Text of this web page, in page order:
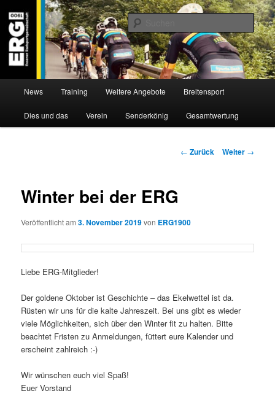
Inhalt
wechseln
ERG 1900 e.V
Willkommen bei der Essener Radsportgemeinschaft
News Training Weitere Angebote Breitensport
Dies und das Verein Senderkönig Gesamtwertung
Beitragsnavigation
← Zurück Weiter →
Winter bei der ERG
Veröffentlicht am3. November 2019von ERG1900
Liebe ERG-Mitglieder!
Der goldene Oktober ist Geschichte – das Ekelwettel ist da.
Rüsten wir uns für die kalte Jahreszeit. Bei uns gibt es wieder
viele Möglichkeiten, sich über den Winter fit zu halten. Bitte
beachtet Fristen zu Anmeldungen, füttert eure Kalender und
erscheint zahlreich :-)
Wir wünschen euch viel Spaß!
Euer Vorstand